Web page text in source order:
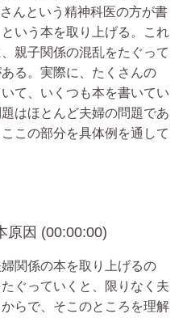
んという精神科医の方が書
いう本を取り上げる。これ
親子関係の混乱をたぐって
る。実際に、たくさんの
て、いくつも本を書いてい
はほとんど夫婦の問題であ
この部分を具体例を通して
原因 (00:00:00)
関係の本を取り上げるの
ぐっていくと、限りなく夫
らで、そこのところを理解